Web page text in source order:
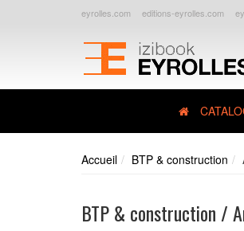
eyrolles.com editions-eyrolles.com
Accueil BTP & construction
BTP & construction /